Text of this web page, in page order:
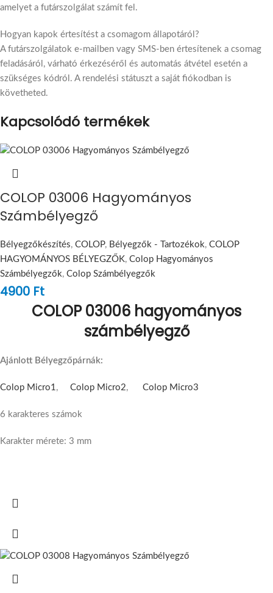
amelyet a futárszolgálat számít fel.
Hogyan kapok értesítést a csomagom állapotáról?
A futárszolgálatok e-mailben vagy SMS-ben értesítenek a csomag
feladásáról, várható érkezéséről és automatás átvétel esetén a
szükséges kódról. A rendelési státuszt a saját fiókodban is
követheted.
Kapcsolódó termékek
COLOP 03006 Hagyományos
Számbélyegző
Bélyegzőkészítés, COLOP, Bélyegzők - Tartozékok, COLOP
HAGYOMÁNYOS BÉLYEGZŐK, Colop Hagyományos
Számbélyegzők, Colop Számbélyegzők
4900 Ft
COLOP 03006 hagyományos
számbélyegző
Ajánlott Bélyegzőpárnák:
Colop Micro1, Colop Micro2, Colop Micro3
6 karakteres számok
Karakter mérete: 3 mm